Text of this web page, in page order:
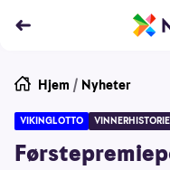
Hjem / Nyheter
VIKINGLOTTO VINNERHISTORIE